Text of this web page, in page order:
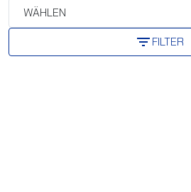
WÄHLEN
filter_listFILTER